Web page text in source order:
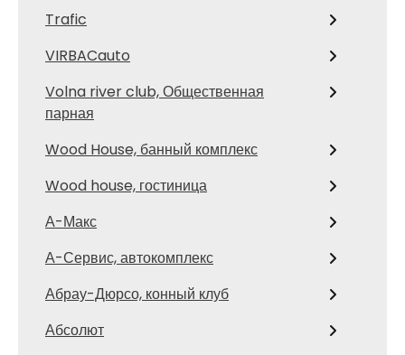
Trafic
VIRBACauto
Volna river club, Общественная
парная
Wood House, банный комплекс
Wood house, гостиница
А-Макс
А-Сервис, автокомплекс
Абрау-Дюрсо, конный клуб
Абсолют